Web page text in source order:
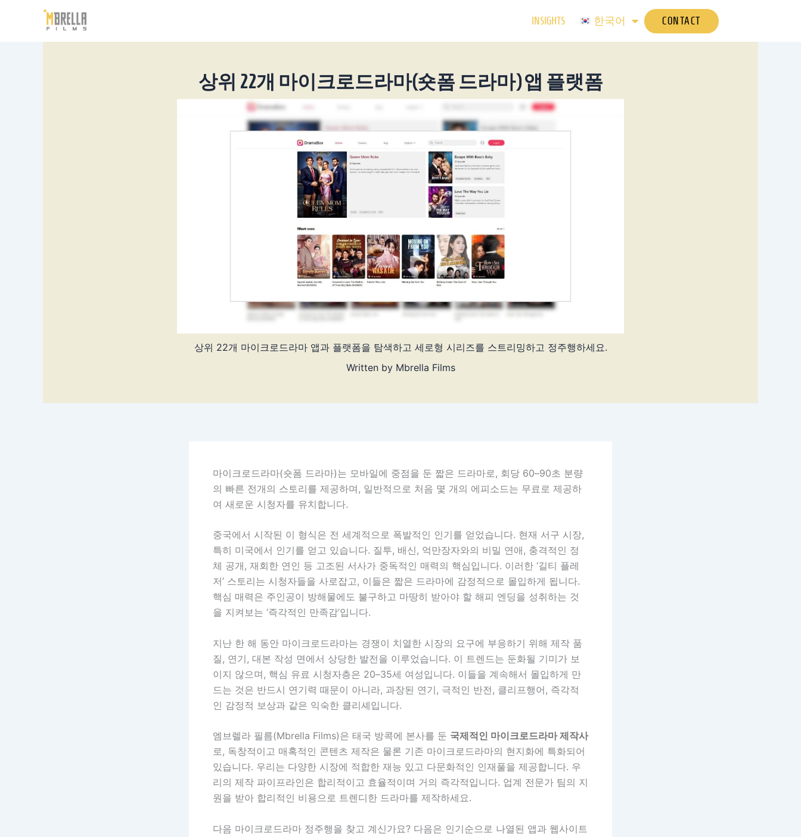
INSIGHTS 한국어 CONTACT
상위 22개 마이크로드라마(숏폼 드라마) 앱 플랫폼
상위 22개 마이크로드라마 앱과 플랫폼을 탐색하고 세로형 시리즈를 스트리밍하고 정주행하세요.
Written by Mbrella Films
마이크로드라마(숏폼 드라마)는 모바일에 중점을 둔 짧은 드라마로, 회당 60–90초 분량
의 빠른 전개의 스토리를 제공하며, 일반적으로 처음 몇 개의 에피소드는 무료로 제공하
여 새로운 시청자를 유치합니다.
중국에서 시작된 이 형식은 전 세계적으로 폭발적인 인기를 얻었습니다. 현재 서구 시장,
특히 미국에서 인기를 얻고 있습니다. 질투, 배신, 억만장자와의 비밀 연애, 충격적인 정
체 공개, 재회한 연인 등 고조된 서사가 중독적인 매력의 핵심입니다. 이러한 ‘길티 플레
저’ 스토리는 시청자들을 사로잡고, 이들은 짧은 드라마에 감정적으로 몰입하게 됩니다.
핵심 매력은 주인공이 방해물에도 불구하고 마땅히 받아야 할 해피 엔딩을 성취하는 것
을 지켜보는 ‘즉각적인 만족감’입니다.
지난 한 해 동안 마이크로드라마는 경쟁이 치열한 시장의 요구에 부응하기 위해 제작 품
질, 연기, 대본 작성 면에서 상당한 발전을 이루었습니다. 이 트렌드는 둔화될 기미가 보
이지 않으며, 핵심 유료 시청자층은 20–35세 여성입니다. 이들을 계속해서 몰입하게 만
드는 것은 반드시 연기력 때문이 아니라, 과장된 연기, 극적인 반전, 클리프행어, 즉각적
인 감정적 보상과 같은 익숙한 클리셰입니다.
엠브렐라 필름(Mbrella Films)은 태국 방콕에 본사를 둔 국제적인 마이크로드라마 제작사
로, 독창적이고 매혹적인 콘텐츠 제작은 물론 기존 마이크로드라마의 현지화에 특화되어
있습니다. 우리는 다양한 시장에 적합한 재능 있고 다문화적인 인재풀을 제공합니다. 우
리의 제작 파이프라인은 합리적이고 효율적이며 거의 즉각적입니다. 업계 전문가 팀의 지
원을 받아 합리적인 비용으로 트렌디한 드라마를 제작하세요.
다음 마이크로드라마 정주행을 찾고 계신가요? 다음은 인기순으로 나열된 앱과 웹사이트